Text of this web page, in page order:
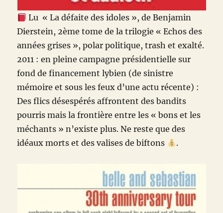
Lu « La défaite des idoles », de Benjamin
Dierstein, 2ème tome de la trilogie « Echos des
années grises », polar politique, trash et exalté.
2011 : en pleine campagne présidentielle sur
fond de financement lybien (de sinistre
mémoire et sous les feux d’une actu récente) :
Des flics désespérés affrontent des bandits
pourris mais la frontière entre les « bons et les
méchants » n’existe plus. Ne reste que des
idéaux morts et des valises de biftons
.